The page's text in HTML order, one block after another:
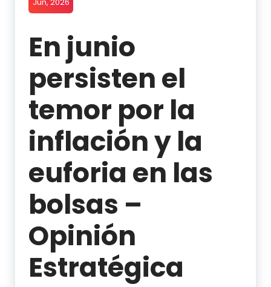
Jun, 2026
En junio
persisten el
temor por la
inflación y la
euforia en las
bolsas –
Opinión
Estratégica